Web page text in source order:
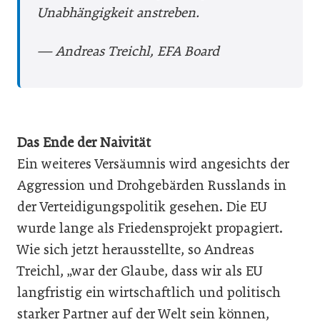
Unabhängigkeit anstreben.
— Andreas Treichl, EFA Board
Das Ende der Naivität
Ein weiteres Versäumnis wird angesichts der
Aggression und Drohgebärden Russlands in
der Verteidigungspolitik gesehen. Die EU
wurde lange als Friedensprojekt propagiert.
Wie sich jetzt herausstellte, so Andreas
Treichl, „war der Glaube, dass wir als EU
langfristig ein wirtschaftlich und politisch
starker Partner auf der Welt sein können,